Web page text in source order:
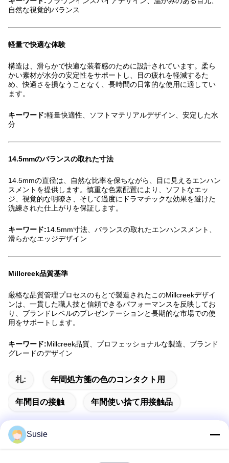
自然な視覚的バランス
軽量で快適な体験
構造は、滑らかで快適な装着感のために設計されています。柔ら
かい素材が水分の安定性をサポートし、目の疲れを軽減するた
め、快適さを損なうことなく、長時間の日常的な使用に適してい
ます。
キーワード:軽量快適性、ソフトマテリアルデザイン、安定した水
分
14.5mmのバランスの取れた寸法
14.5mmの直径は、自然な比率を保ちながら、目に見えるエンハン
スメントを提供します。慎重な色素配置により、ソフトなエッ
ジ、視覚的な明瞭さ、そして過度にドラマチックな効果を避けた
洗練された仕上がりを保証します。
キーワード:14.5mm寸法、バランスの取れたエンハンスメント、
滑らかなエッジデザイン
Millcreek品質基準
厳格な品質管理プロセスのもとで製造されたこのMillcreekデザイ
ンは、一貫した職人技と信頼できるパフォーマンスを反映してお
り、ブランドレベルのプレゼンテーションと長期的な市場での使
用をサポートします。
キーワード:Millcreek品質、プロフェッショナルな製造、ブランド
グレードのデザイン
札: 年間処方箋の色のコンタクト用
年間目の接触 年間使い捨て用接触品
Susie